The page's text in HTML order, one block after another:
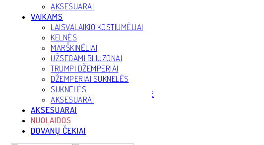
AKSESUARAI
VAIKAMS
LAISVALAIKIO KOSTIUMĖLIAI
KELNĖS
MARŠKINĖLIAI
UŽSEGAMI BLIUZONAI
TRUMPI DŽEMPERIAI
DŽEMPERIAI SUKNELĖS
SUKNELĖS
AKSESUARAI
AKSESUARAI
NUOLAIDOS
DOVANŲ ČEKIAI